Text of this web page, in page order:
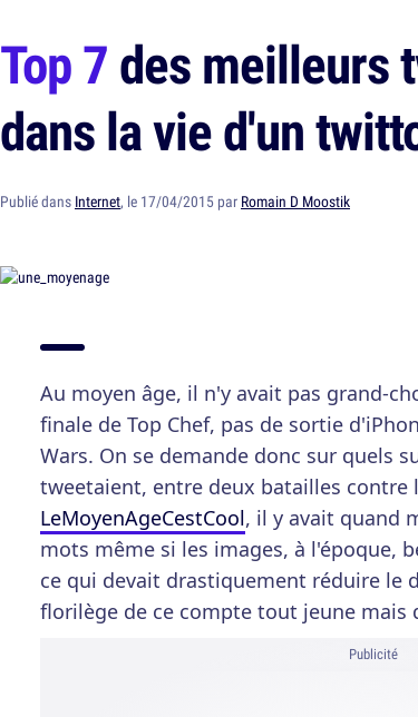
Top 7des meilleurs
dans la vie d'un
Publié dans Internet, le 17/04/2015 par Romain D Moostik
Au moyen âge, il n'y avait pas grand-
finale de Top Chef, pas de sortie
Wars. On se demande donc sur quels
tweetaient, entre deux batailles contre
LeMoyenAgeCestCool, il y avait quand
mots même si les images, à l'époque,
ce qui devait drastiquement réduire le
florilège de ce compte tout jeune mais
Publicité